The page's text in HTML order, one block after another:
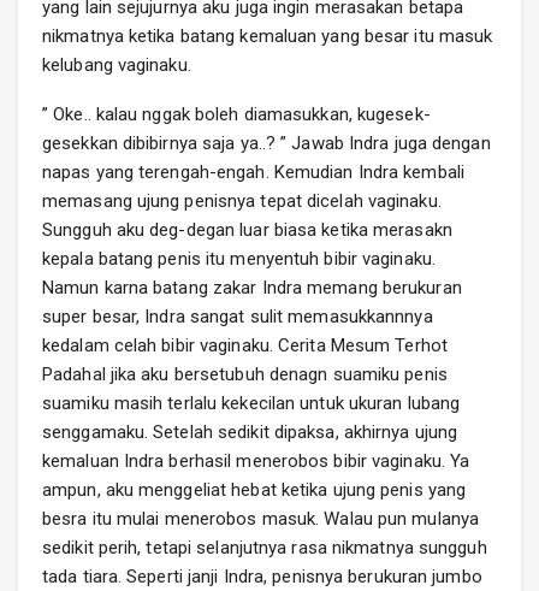
yang lain sejujurnya aku juga ingin merasakan betapa
nikmatnya ketika batang kemaluan yang besar itu masuk
kelubang vaginaku.
” Oke.. kalau nggak boleh diamasukkan, kugesek-
gesekkan dibibirnya saja ya..? ” Jawab Indra juga dengan
napas yang terengah-engah. Kemudian Indra kembali
memasang ujung penisnya tepat dicelah vaginaku.
Sungguh aku deg-degan luar biasa ketika merasakn
kepala batang penis itu menyentuh bibir vaginaku.
Namun karna batang zakar Indra memang berukuran
super besar, Indra sangat sulit memasukkannnya
kedalam celah bibir vaginaku. Cerita Mesum Terhot
Padahal jika aku bersetubuh denagn suamiku penis
suamiku masih terlalu kekecilan untuk ukuran lubang
senggamaku. Setelah sedikit dipaksa, akhirnya ujung
kemaluan Indra berhasil menerobos bibir vaginaku. Ya
ampun, aku menggeliat hebat ketika ujung penis yang
besra itu mulai menerobos masuk. Walau pun mulanya
sedikit perih, tetapi selanjutnya rasa nikmatnya sungguh
tada tiara. Seperti janji Indra, penisnya berukuran jumbo